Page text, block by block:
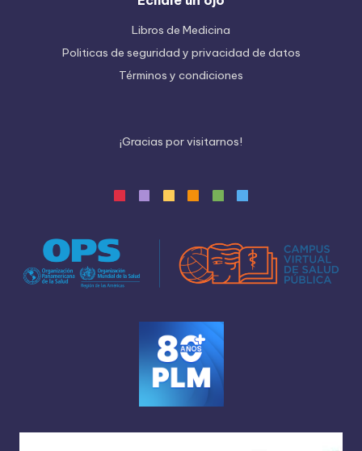
Libros de Medicina
Politicas de seguridad y privacidad de datos
Términos y condiciones
¡Gracias porvisitarnos!